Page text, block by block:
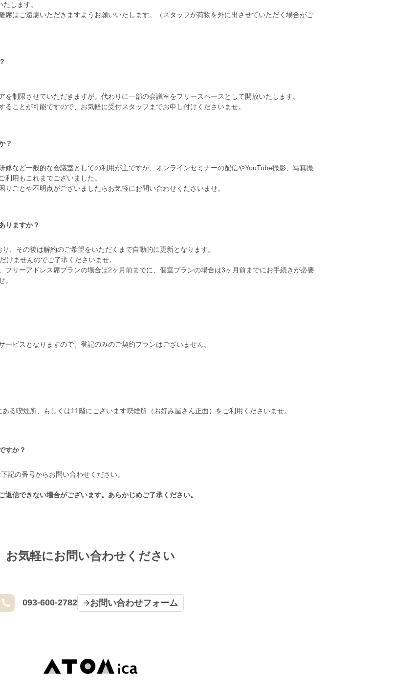
します。
席はご遠慮いただきますようお願いいたします。（スタッフが荷物を外に出させていただく場合がご
を制限させていただきますが。代わりに一部の会議室をフリースペースとして開放いたします。
ることが可能ですので、お気軽に受付スタッフまでお申し付けくださいませ。
？
修など一般的な会議室としての利用が主ですが、オンラインセミナーの配信やYouTube撮影、写真撮
用もこれまでございました。
りごとや不明点がございましたらお気軽にお問い合わせくださいませ。
りますか？
、その後は解約のご希望をいただくまで自動的に更新となります。
けませんのでご了承くださいませ。
フリーアドレス席プランの場合は2ヶ月前までに、個室プランの場合は3ヶ月前までにお手続きが必要
。
ービスとなりますので、登記のみのご契約プランはございません。
る喫煙所、もしくは11階にございます喫煙所（お好み屋さん正面）をご利用くださいませ。
すか？
下記の番号からお問い合わせください。
信できない場合がございます。あらかじめご了承ください。
お気軽にお問い合わせください
093-600-2782 お問い合わせフォーム